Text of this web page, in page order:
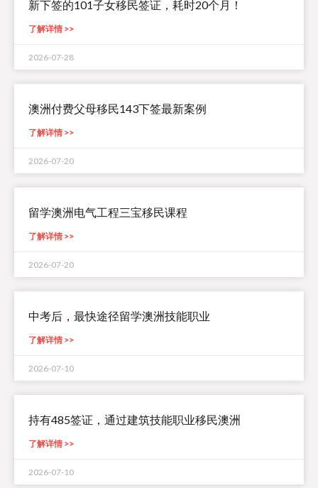
新下签的101子女移民签证，耗时20个月！
了解详情 >>
2026-07-28
澳洲付费父母移民143下签最新案例
了解详情 >>
2026-07-20
留学澳洲电气工程三宝移民课程
了解详情 >>
2026-07-20
中考后，最快途径留学澳洲技能职业
了解详情 >>
2026-07-10
持有485签证，通过建筑技能职业移民澳洲
了解详情 >>
2026-07-10